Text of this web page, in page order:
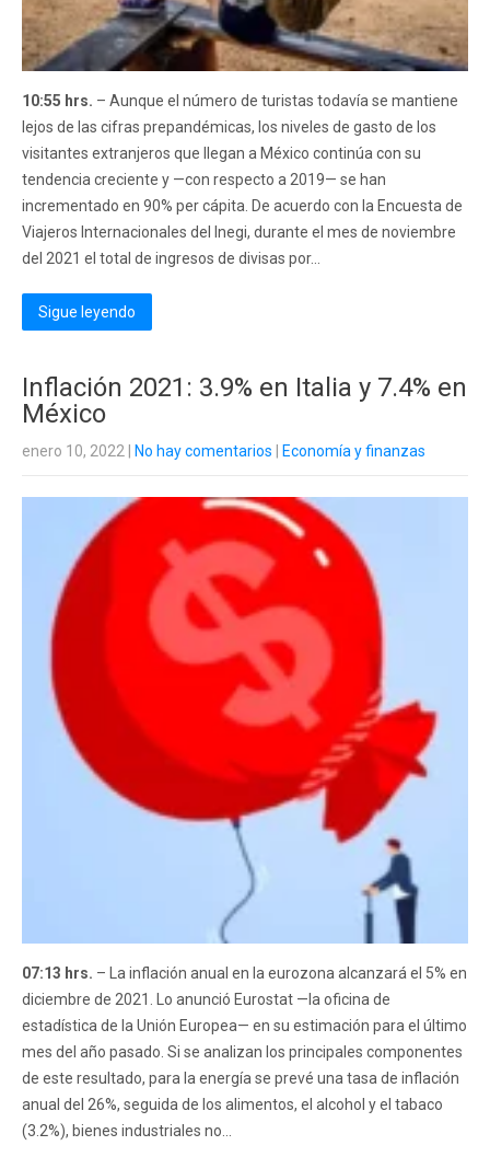
10:55 hrs. – Aunque el número de turistas todavía se mantiene
lejos de las cifras prepandémicas, los niveles de gasto de los
visitantes extranjeros que llegan a México continúa con su
tendencia creciente y —con respecto a 2019— se han
incrementado en 90% per cápita. De acuerdo con la Encuesta de
Viajeros Internacionales del Inegi, durante el mes de noviembre
del 2021 el total de ingresos de divisas por...
Sigue leyendo
Inflación 2021: 3.9% en Italia y 7.4% en
México
enero 10, 2022 No hay comentarios Economía y finanzas
07:13 hrs. – La inflación anual en la eurozona alcanzará el 5% en
diciembre de 2021. Lo anunció Eurostat —la oficina de
estadística de la Unión Europea— en su estimación para el último
mes del año pasado. Si se analizan los principales componentes
de este resultado, para la energía se prevé una tasa de inflación
anual del 26%, seguida de los alimentos, el alcohol y el tabaco
(3.2%), bienes industriales no...